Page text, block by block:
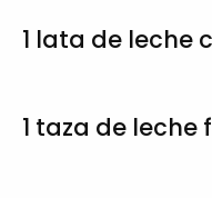
1 lata de leche
1 taza de leche